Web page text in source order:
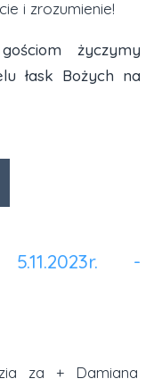
i zrozumienie!
życzymy
łask Bożych na
5.11.2023r. -
za + Damiana